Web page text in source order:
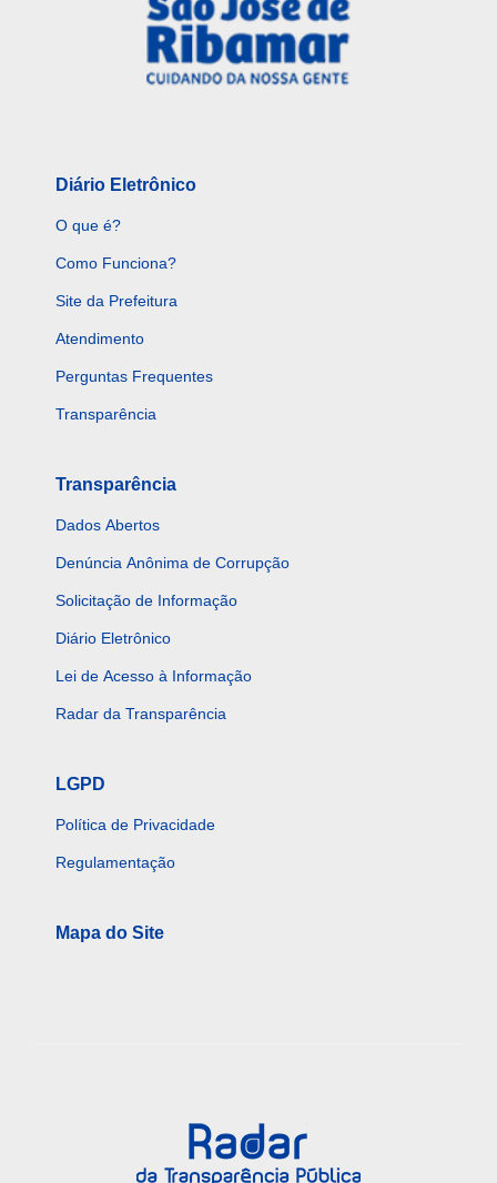
Diário Eletrônico
O que é?
Como Funciona?
Site da Prefeitura
Atendimento
Perguntas Frequentes
Transparência
Transparência
Dados Abertos
Denúncia Anônima de Corrupção
Solicitação de Informação
Diário Eletrônico
Lei de Acesso à Informação
Radar da Transparência
LGPD
Política de Privacidade
Regulamentação
Mapa do Site